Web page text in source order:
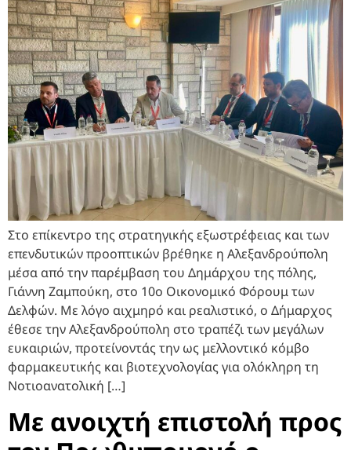
Στο επίκεντρο της στρατηγικής εξωστρέφειας και των
επενδυτικών προοπτικών βρέθηκε η Αλεξανδρούπολη
μέσα από την παρέμβαση του Δημάρχου της πόλης,
Γιάννη Ζαμπούκη, στο 10ο Οικονομικό Φόρουμ των
Δελφών. Με λόγο αιχμηρό και ρεαλιστικό, ο Δήμαρχος
έθεσε την Αλεξανδρούπολη στο τραπέζι των μεγάλων
ευκαιριών, προτείνοντάς την ως μελλοντικό κόμβο
φαρμακευτικής και βιοτεχνολογίας για ολόκληρη τη
Νοτιοανατολική […]
Με ανοιχτή επιστολή προς